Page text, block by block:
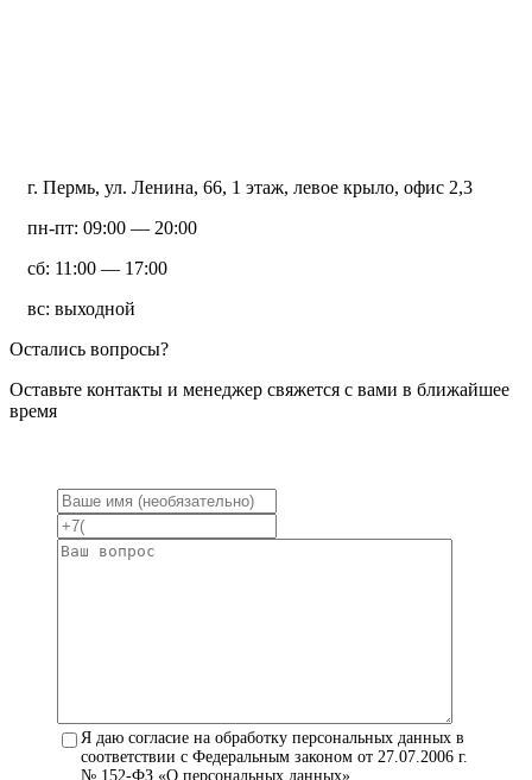
г. Пермь, ул. Ленина, 66, 1 этаж, левое крыло, офис 2,3
пн-пт: 09:00 — 20:00
сб: 11:00 — 17:00
вс: выходной
Остались вопросы?
Оставьте контакты и менеджер свяжется с вами в ближайшее
время
Я даю согласие на обработку персональных данных в
соответствии с Федеральным законом от 27.07.2006 г.
№ 152-ФЗ «О персональных данных»